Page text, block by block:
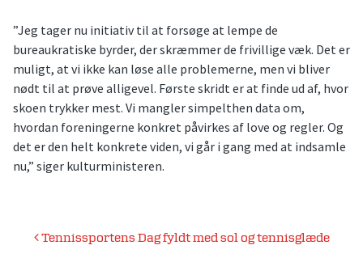
”Jeg tager nu initiativ til at forsøge at lempe de
bureaukratiske byrder, der skræmmer de frivillige væk. Det er
muligt, at vi ikke kan løse alle problemerne, men vi bliver
nødt til at prøve alligevel. Første skridt er at finde ud af, hvor
skoen trykker mest. Vi mangler simpelthen data om,
hvordan foreningerne konkret påvirkes af love og regler. Og
det er den helt konkrete viden, vi går i gang med at indsamle
nu,” siger kulturministeren.
Indlægsnavigation
Tennissportens Dag fyldt med sol og tennisglæde